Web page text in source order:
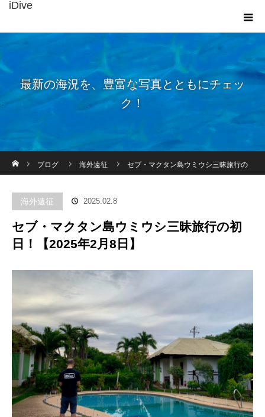
iDive
最新の海況を、豊富な写真とともにチェッ
ク！
ブログ
海外遠征 セブ・マクタン島ウミウシ三昧旅行の
海外遠征 2025.02.8
セブ・マクタン島ウミウシ三昧旅行の初
日！【2025年2月8日】